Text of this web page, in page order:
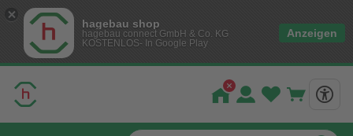
hagebau shop
hagebau connect GmbH & Co. KG
KOSTENLOS- In Google Play
Anzeigen